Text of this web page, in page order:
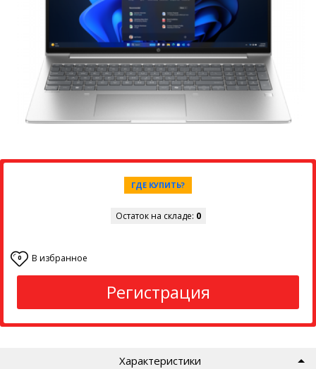
ГДЕ КУПИТЬ?
Остаток на складе: 0
0 В избранное
Регистрация
Характеристики